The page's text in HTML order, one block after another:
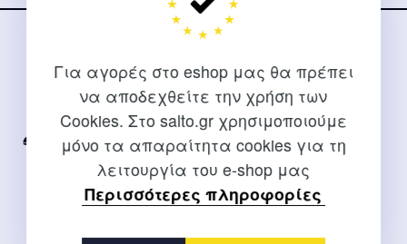
Για αγορές στο eshop μας θα πρέπει
να αποδεχθείτε την χρήση των
Cookies. Στο salto.gr χρησιμοποιούμε
μόνο τα απαραίτητα cookies για τη
λειτουργία του e-shop μας
Περισσότερες πληροφορίες
Για διευκρινίσεις και υποστήριξη παραγγελιών μέσω του
Internet
2310 267108
info@salto.gr